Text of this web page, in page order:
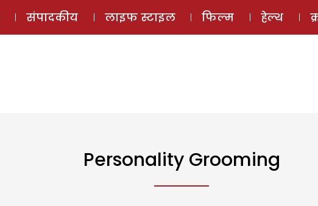
ई-मैगज़ीन
संपादकीय लाइफ स्टाइल फिल्म हेल्थ
Personality Grooming